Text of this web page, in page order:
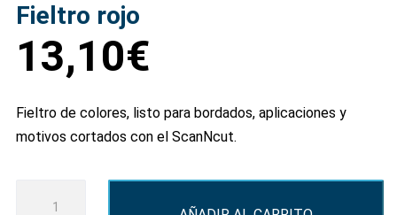
Fieltro rojo
13,10€
Fieltro de colores, listo para bordados, aplicaciones y
motivos cortados con el ScanNcut.